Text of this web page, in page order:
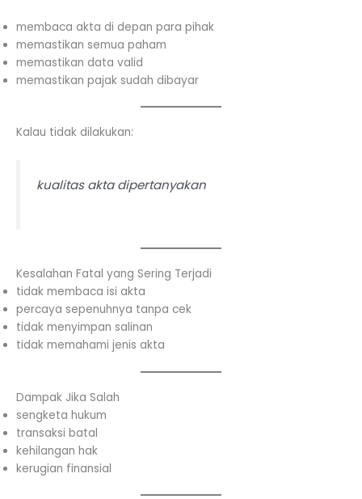
membaca akta di depan para pihak
memastikan semua paham
memastikan data valid
memastikan pajak sudah dibayar
Kalau tidak dilakukan:
kualitas akta dipertanyakan
Kesalahan Fatal yang Sering Terjadi
tidak membaca isi akta
percaya sepenuhnya tanpa cek
tidak menyimpan salinan
tidak memahami jenis akta
Dampak Jika Salah
sengketa hukum
transaksi batal
kehilangan hak
kerugian finansial